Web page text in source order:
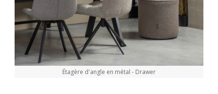
Étagère d'angle en métal - Drawer